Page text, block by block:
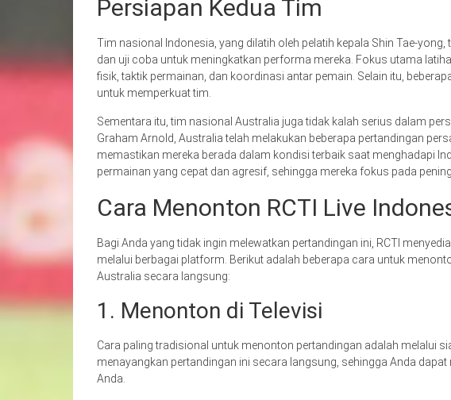
Persiapan Kedua Tim
Tim nasional Indonesia, yang dilatih oleh pelatih kepala Shin Tae-
dan uji coba untuk meningkatkan performa mereka. Fokus utama
fisik, taktik permainan, dan koordinasi antar pemain. Selain itu,
untuk memperkuat tim.
Sementara itu, tim nasional Australia juga tidak kalah serius dalam
Graham Arnold, Australia telah melakukan beberapa pertandingan
memastikan mereka berada dalam kondisi terbaik saat menghadapi
permainan yang cepat dan agresif, sehingga mereka fokus pada
Cara Menonton RCTI Live
Bagi Anda yang tidak ingin melewatkan pertandingan ini, RCTI
melalui berbagai platform. Berikut adalah beberapa cara untuk
Australia secara langsung:
1. Menonton di Televisi
Cara paling tradisional untuk menonton pertandingan adalah melalui
menayangkan pertandingan ini secara langsung, sehingga Anda
Anda.